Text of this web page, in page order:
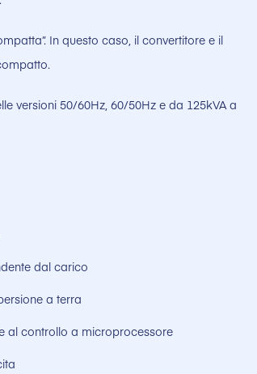
In questo caso, il convertitore e il
versioni 50/60Hz, 60/50Hz e da 125kVA a
dal carico
a terra
al controllo a microprocessore